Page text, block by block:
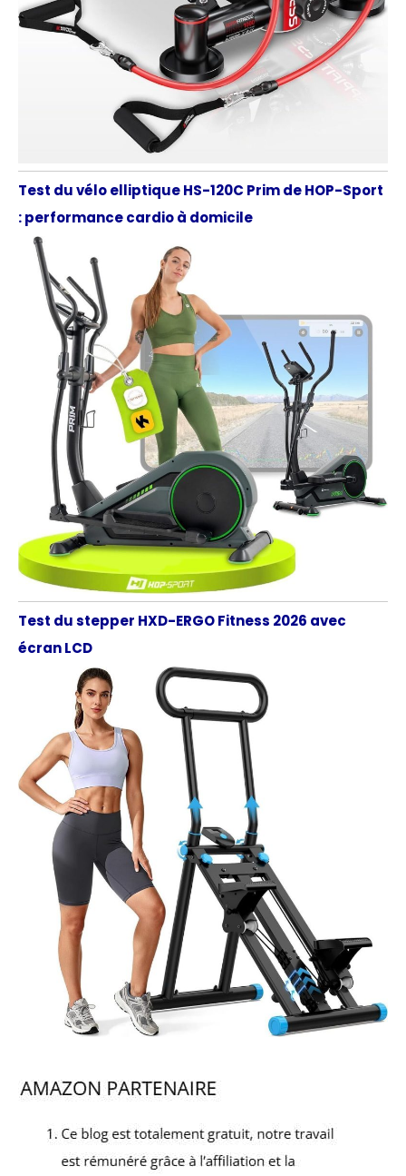
Test du vélo elliptique HS-120C Prim de HOP-Sport
: performance cardio à domicile
Test du stepper HXD-ERGO Fitness 2026 avec
écran LCD